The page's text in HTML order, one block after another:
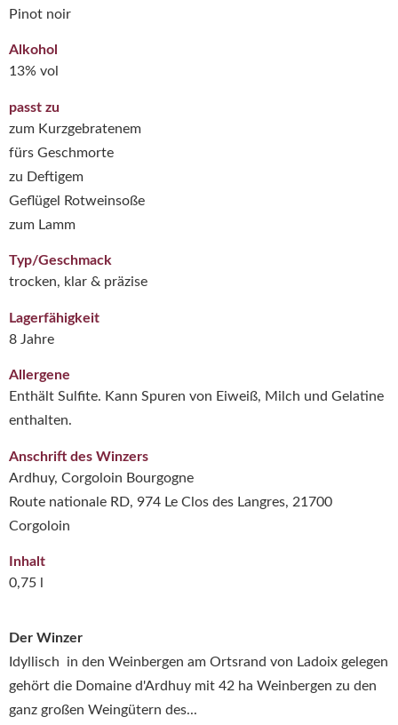
Der Winzer
Idyllisch in den Weinbergen am Ortsrand von Ladoix gelegen
gehört die Domaine d'Ardhuy mit 42 ha Weinbergen zu den
ganz großen Weingütern des...
Pinot noir
Alkohol
13% vol
passt zu
zum Kurzgebratenem
fürs Geschmorte
zu Deftigem
Geflügel Rotweinsoße
zum Lamm
Typ/Geschmack
trocken, klar & präzise
Lagerfähigkeit
8 Jahre
Allergene
Enthält Sulfite. Kann Spuren von Eiweiß, Milch und Gelatine
enthalten.
Anschrift des Winzers
Ardhuy, Corgoloin Bourgogne
Route nationale RD, 974 Le Clos des Langres, 21700
Corgoloin
Inhalt
0,75 l